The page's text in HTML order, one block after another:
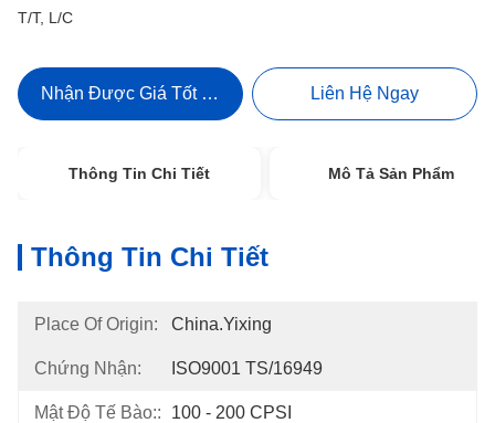
T/T, L/C
Nhận Được Giá Tốt Nhất Liên Hệ Ngay
Thông Tin Chi Tiết Mô Tả Sản Phẩm
Thông Tin Chi Tiết
Place Of Origin: China.Yixing
Chứng Nhận: ISO9001 TS/16949
Mật Độ Tế Bào:: 100 - 200 CPSI